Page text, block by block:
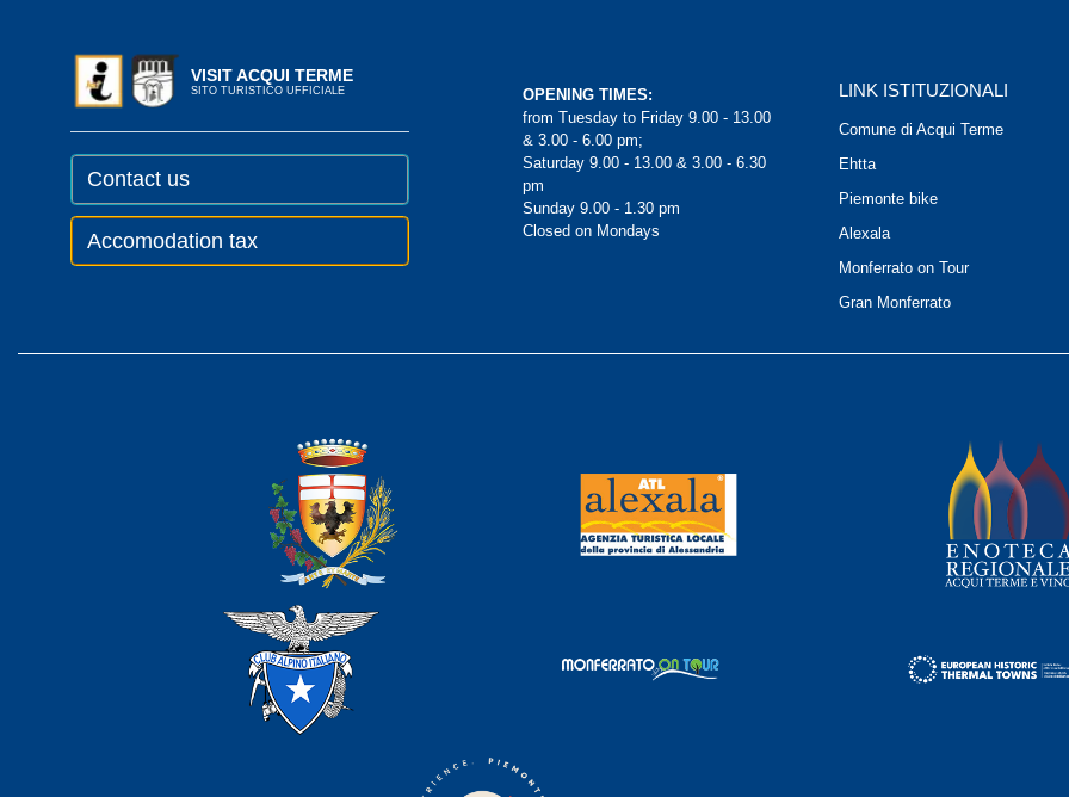
VISIT ACQUI TERME
SITO TURISTICO UFFICIALE
Contact us
Accomodation tax
OPENING TIMES:
from Tuesday to Friday 9.00 - 13.00
& 3.00 - 6.00 pm;
Saturday 9.00 - 13.00 & 3.00 - 6.30
pm
Sunday 9.00 - 1.30 pm
Closed on Mondays
LINK ISTITUZIONALI
Comune di Acqui Terme
Ehtta
Piemonte bike
Alexala
Monferrato on Tour
Gran Monferrato